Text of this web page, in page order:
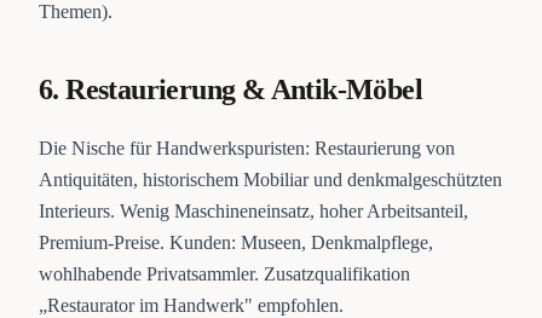
Themen).
6. Restaurierung & Antik-Möbel
Die Nische für Handwerkspuristen: Restaurierung von
Antiquitäten, historischem Mobiliar und denkmalgeschützten
Interieurs. Wenig Maschineneinsatz, hoher Arbeitsanteil,
Premium-Preise. Kunden: Museen, Denkmalpflege,
wohlhabende Privatsammler. Zusatzqualifikation
„Restaurator im Handwerk" empfohlen.